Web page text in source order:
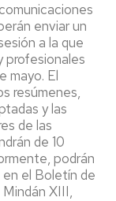
enviar un
a la que
profesionales
mayo. El
resúmenes,
y las
de las
de 10
podrán
el Boletín de
XIII,